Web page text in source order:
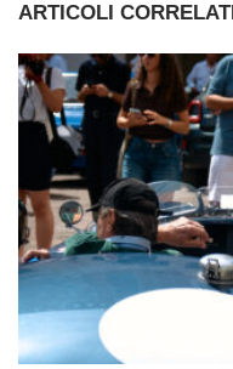
ARTICOLI CORRELATI